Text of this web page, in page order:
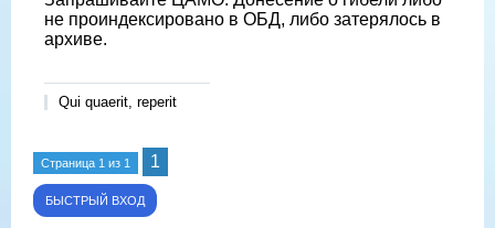
не проиндексировано в ОБД, либо затерялось в
архиве.
Qui quaerit, reperit
Страница 1 из 1 1